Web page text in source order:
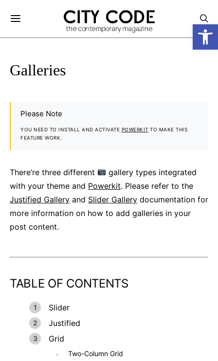
Galleries
Please Note
YOU NEED TO INSTALL AND ACTIVATE POWERKIT TO MAKE THIS
FEATURE WORK.
There’re three different
gallery types integrated
with your theme and Powerkit. Please refer to the
Justified Gallery and Slider Gallery documentation for
more information on how to add galleries in your
post content.
TABLE OF CONTENTS
Slider
Justified
Grid
Two-Column Grid